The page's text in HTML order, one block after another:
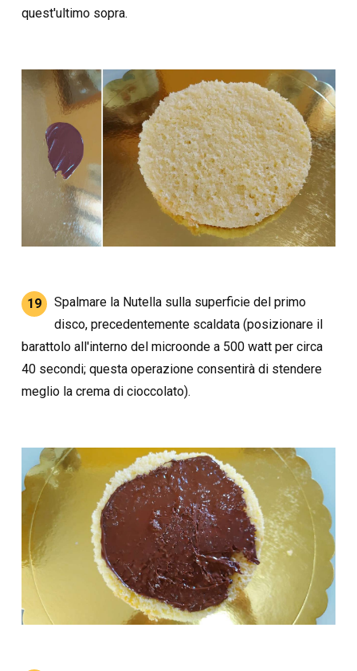
quest'ultimo sopra.
19
Spalmare la Nutella sulla superficie del primo
disco, precedentemente scaldata (posizionare il
barattolo all'interno del microonde a 500 watt per circa
40 secondi; questa operazione consentirà di stendere
meglio la crema di cioccolato).